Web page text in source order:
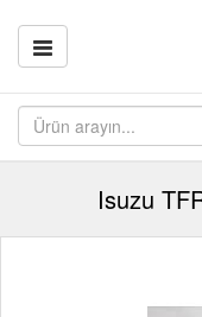
Isuzu